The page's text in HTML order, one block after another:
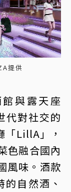
提供
館與露天座
代對社交的
「LillA」，
色融合國內
風味。酒款
自然酒、